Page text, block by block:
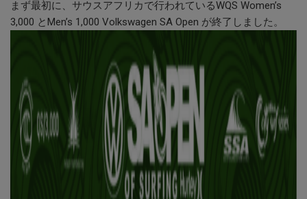
まず最初に、サウスアフリカで行われているWQS Women’s
3,000 とMen’s 1,000 Volkswagen SA Open が終了しました。